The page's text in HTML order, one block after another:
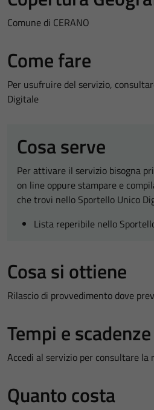
Comune di CERANO
Come fare
Per usufruire del servizio,
Digitale
Cosa serve
Per attivare il servizio bisogna
on line oppure stampare e
che trovi nello Sportello Unico
Lista reperibile nello
Cosa si ottiene
Rilascio di provvedimento dove
Tempi e scadenze
Accedi al servizio per consultare
Quanto costa